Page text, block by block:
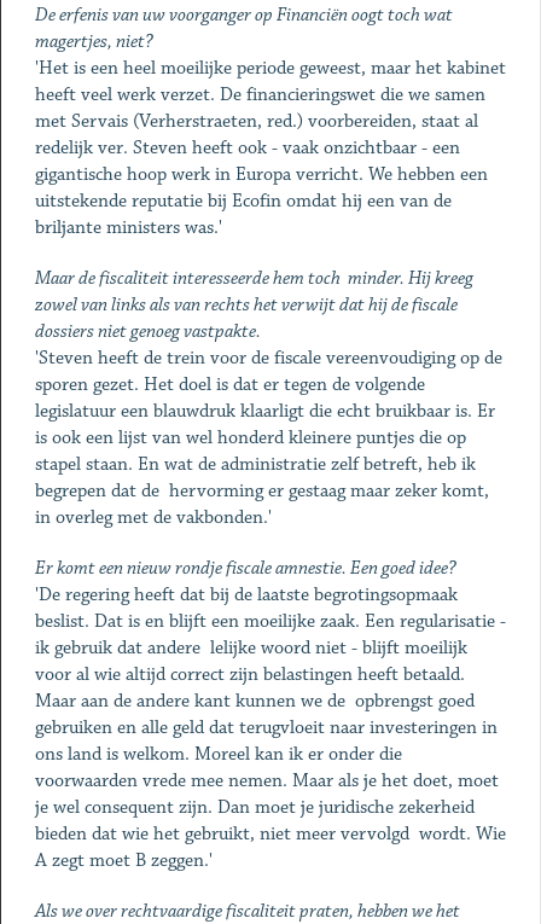
De erfenis van uw voorganger op Financiën oogt toch wat
magertjes, niet?
'Het is een heel moeilijke periode geweest, maar het kabinet
heeft veel werk verzet. De financieringswet die we samen
met Servais (Verherstraeten, red.) voorbereiden, staat al
redelijk ver. Steven heeft ook - vaak onzichtbaar - een
gigantische hoop werk in Europa verricht. We hebben een
uitstekende reputatie bij Ecofin omdat hij een van de
briljante ministers was.'
Maar de fiscaliteit interesseerde hem toch minder. Hij kreeg
zowel van links als van rechts het verwijt dat hij de fiscale
dossiers niet genoeg vastpakte.
'Steven heeft de trein voor de fiscale vereenvoudiging op de
sporen gezet. Het doel is dat er tegen de volgende
legislatuur een blauwdruk klaarligt die echt bruikbaar is. Er
is ook een lijst van wel honderd kleinere puntjes die op
stapel staan. En wat de administratie zelf betreft, heb ik
begrepen dat de hervorming er gestaag maar zeker komt,
in overleg met de vakbonden.'
Er komt een nieuw rondje fiscale amnestie. Een goed idee?
'De regering heeft dat bij de laatste begrotingsopmaak
beslist. Dat is en blijft een moeilijke zaak. Een regularisatie -
ik gebruik dat andere lelijke woord niet - blijft moeilijk
voor al wie altijd correct zijn belastingen heeft betaald.
Maar aan de andere kant kunnen we de opbrengst goed
gebruiken en alle geld dat terugvloeit naar investeringen in
ons land is welkom. Moreel kan ik er onder die
voorwaarden vrede mee nemen. Maar als je het doet, moet
je wel consequent zijn. Dan moet je juridische zekerheid
bieden dat wie het gebruikt, niet meer vervolgd wordt. Wie
A zegt moet B zeggen.'
Als we over rechtvaardige fiscaliteit praten, hebben we het